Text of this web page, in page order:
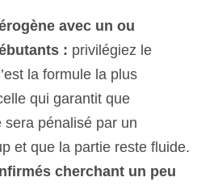
avec un ou
: privilégiez le
la formule la plus
qui garantit que
sera pénalisé par un
et que la partie reste fluide.
cherchant un peu